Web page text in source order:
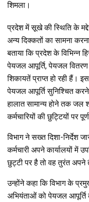
ce
b
o
o
k
er s
A
p
p
शिमला।
प्रदेश में सूखे की स्थिति के
अन्य दिक्कतों का सामना
बताया कि प्रदेश के विभिन्न
पेयजल आपूर्ति, पेयजल
शिकायतें प्राप्त हो रही हैं।
पेयजल आपूर्ति सुनिश्चित करने
हालात सामान्य होने तक जल
कर्मचारियों की छुट्टियों पर
विभाग ने सख्त दिशा-निर्देश
कर्मचारी अपने कार्यालयों में
छुट्टी पर है तो वह तुरंत अपने
उन्होंने कहा कि विभाग के
अभियंताओं को पेयजल